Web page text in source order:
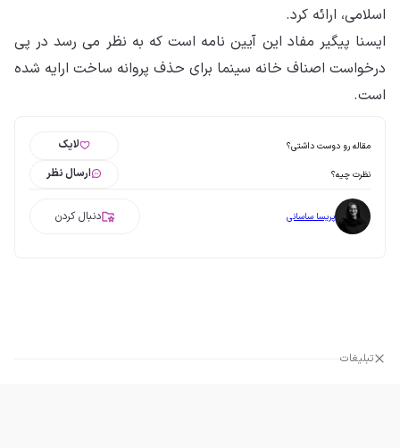
اسلامی، ارائه کرد.
ایسنا پیگیر مفاد این آیین نامه است که به نظر می رسد در پی
درخواست اصناف خانه سینما برای حذف پروانه ساخت ارایه شده
است.
مقاله رو دوست داشتی؟ لایک
نظرت چیه؟ ارسال نظر
پریسا ساسانی دنبال کردن
تبلیغات